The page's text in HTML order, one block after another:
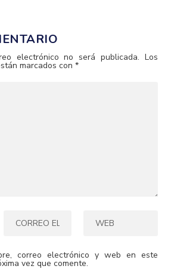
electrónico no será publicada. Los
marcados con*
correo electrónico y web en este
vez que comente.